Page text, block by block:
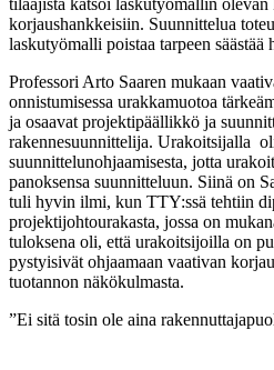
tilaajista katsoi laskutyömallin
korjaushankkeisiin. Suunnittelua
laskutyömalli poistaa tarpeen säästää
Professori Arto Saaren mukaan
onnistumisessa urakkamuotoa
ja osaavat projektipäällikkö ja
rakennesuunnittelija. Urakoitsijalla
suunnittelunohjaamisesta, jotta
panoksensa suunnitteluun. Siinä on
tuli hyvin ilmi, kun TTY:ssä tehtiin
projektijohtourakasta, jossa on
tuloksena oli, että urakoitsijoilla on
pystyisivät ohjaamaan vaativan
tuotannon näkökulmasta.
”Ei sitä tosin ole aina